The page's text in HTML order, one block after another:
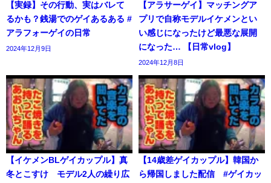
【実録】その行動、実はバレて
るかも？銭湯でのゲイあるある #
アラフォーゲイの日常
2024年12月9日
【アラサーゲイ】マッチングア
プリで自称モデルイケメンとい
い感じになったけど最悪な展開
になった… 【日常vlog】
2024年12月8日
【イケメンBLゲイカップル】真
冬とこすけ モデル2人の繰り広
【14歳差ゲイカップル】韓国か
ら帰国しました配信 #ゲイカッ